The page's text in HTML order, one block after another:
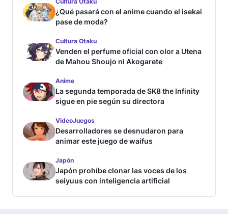
¿Qué pasará con el anime cuando el isekai
pase de moda?
Cultura Otaku
Venden el perfume oficial con olor a Utena
de Mahou Shoujo ni Akogarete
Anime
La segunda temporada de SK8 the Infinity
sigue en pie según su directora
VideoJuegos
Desarrolladores se desnudaron para
animar este juego de waifus
Japón
Japón prohíbe clonar las voces de los
seiyuus con inteligencia artificial